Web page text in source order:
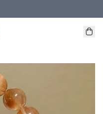
於 特定的送貨方式 )